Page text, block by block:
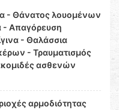
- Θάνατος λουομένων
- Απαγόρευση
- Θαλάσσια
- Τραυματισμός
ασθενών
αρμοδιότητας